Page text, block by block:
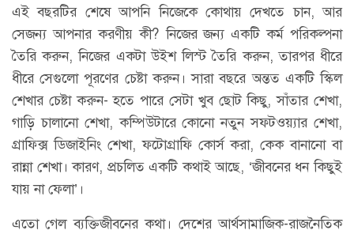
এই বছরটির শেষে আপনি নিজেকে কোথায় দেখতে চান, আর
সেজন্য আপনার করণীয় কী? নিজের জন্য একটি কর্ম পরিকল্পনা
তৈরি করুন, নিজের একটা উইশ লিস্ট তৈরি করুন, তারপর ধীরে
ধীরে সেগুলো পূরণের চেষ্টা করুন। সারা বছরে অন্তত একটি স্কিল
শেখার চেষ্টা করুন- হতে পারে সেটা খুব ছোট কিছু, সাঁতার শেখা,
গাড়ি চালানো শেখা, কম্পিউটারে কোনো নতুন সফটওয়্যার শেখা,
গ্রাফিক্স ডিজাইনিং শেখা, ফটোগ্রাফি কোর্স করা, কেক বানানো বা
রান্না শেখা। কারণ, প্রচলিত একটি কথাই আছে, ‘জীবনের ধন কিছুই
যায় না ফেলা’।
এতো গেল ব্যক্তিজীবনের কথা। দেশের আর্থসামাজিক-রাজনৈতিক